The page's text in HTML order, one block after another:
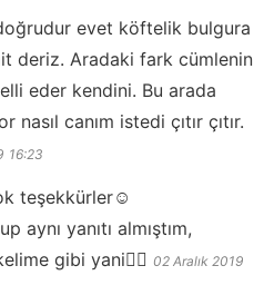
evet köftelik bulgura
deriz. Aradaki fark cümlenin
eder kendini. Bu arada
canım istedi çıtır çıtır.
16:23
teşekkürler☺️
aynı yanıtı almıştım,
gibi yani👍🏻 02 Aralık 2019